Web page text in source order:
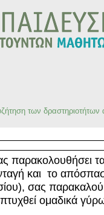
των δραστηριοτήτων
παρακολουθήσει τα
και το
σας
ομαδικά